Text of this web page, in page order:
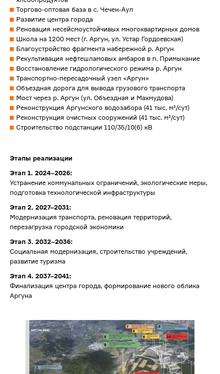
Торгово-оптовая база в с. Чечен-Аул
Развитие центра города
Реновация несейсмоустойчивых многоквартирных домов
Школа на 1200 мест (г. Аргун, ул. Устар Гордоевская)
Благоустройство фрагмента набережной р. Аргун
Рекультивация нефтешламовых амбаров в п. Примыкание
Восстановление гидрологического режима р. Аргун
Транспортно-пересадочный узел «Аргун»
Объездная дорога для вывода грузового транспорта
Мост через р. Аргун (ул. Объездная и Махмудова)
Реконструкция Аргунского водозабора (41 тыс. м³/сут)
Реконструкция очистных сооружений (41 тыс. м³/сут)
Строительство подстанции 110/35/10(6) кВ
Этапы реализации
Этап 1. 2024–2026:
Устранение коммунальных ограничений, экологические меры,
подготовка технологической инфраструктуры
Этап 2. 2027–2031:
Модернизация транспорта, реновация территорий,
перезагрузка городской экономики
Этап 3. 2032–2036:
Социальная модернизация, строительство учреждений,
развитие туризма
Этап 4. 2037–2041:
Финализация центра города, формирование нового облика
Аргуна